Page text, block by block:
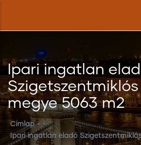
Ipari ingatlan
Szigetszentmiklós
megye 5063 m2
Címlap - -
Ipari ingatlan eladó